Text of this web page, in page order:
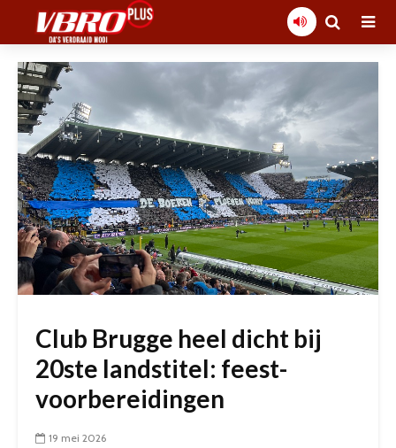
Club Brugge heel dicht bij
20ste landstitel: feest-
voorbereidingen
19 mei 2026